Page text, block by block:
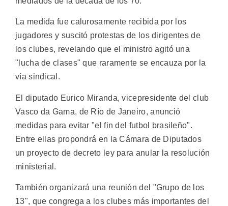
La medida fue calurosamente recibida por los
jugadores y suscitó protestas de los dirigentes de
los clubes, revelando que el ministro agitó una
"lucha de clases" que raramente se encauza por la
vía sindical.
El diputado Eurico Miranda, vicepresidente del club
Vasco da Gama, de Río de Janeiro, anunció
medidas para evitar "el fin del futbol brasileño".
Entre ellas propondrá en la Cámara de Diputados
un proyecto de decreto ley para anular la resolución
ministerial.
También organizará una reunión del "Grupo de los
13", que congrega a los clubes más importantes del